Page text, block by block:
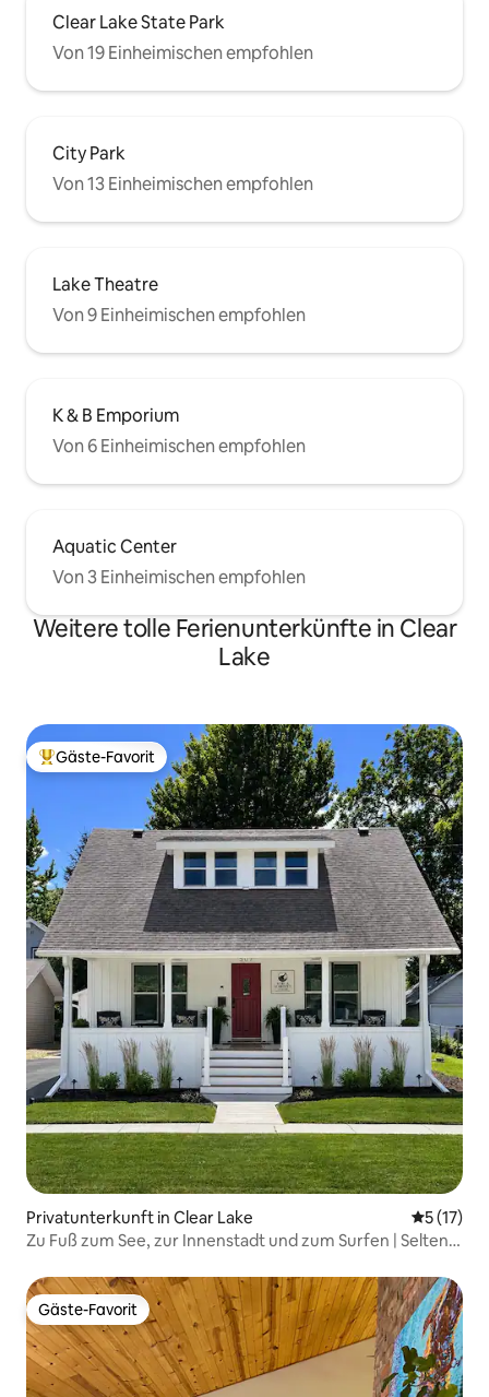
Clear Lake State Park
Von 19 Einheimischen empfohlen
City Park
Von 13 Einheimischen empfohlen
Lake Theatre
Von 9 Einheimischen empfohlen
K & B Emporium
Von 6 Einheimischen empfohlen
Aquatic Center
Von 3 Einheimischen empfohlen
Weitere tolle Ferienunterkünfte in Clear
Lake
Beliebter Gäste-Favorit.
Gäste-Favorit
Privatunterkunft in Clear Lake
5 (17)
Zu Fuß zum See, zur Innenstadt und zum Surfen | Seltene
Gäste-Favorit
Gäste-Favorit